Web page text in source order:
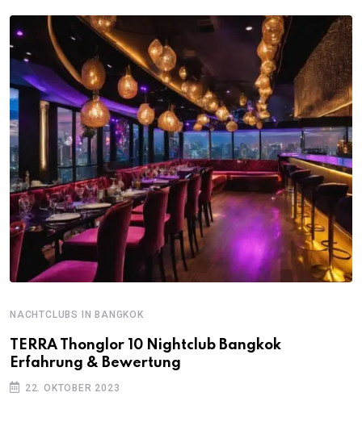
NACHTCLUBS IN BANGKOK
TERRA Thonglor 10 Nightclub Bangkok
Erfahrung & Bewertung
22. OKTOBER 2023